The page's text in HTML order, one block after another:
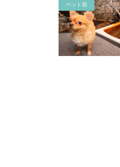
ペット宿